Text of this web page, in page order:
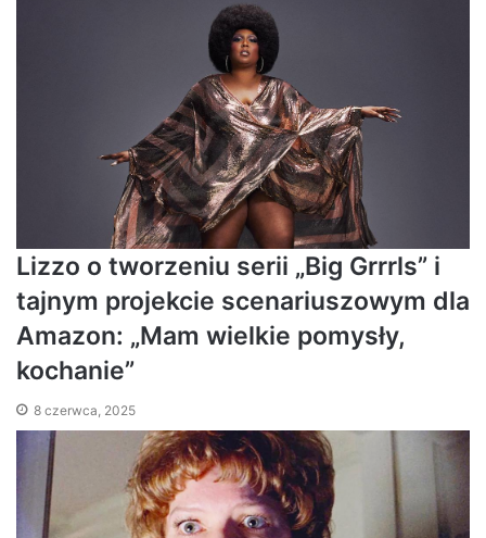
Lizzo o tworzeniu serii „Big Grrrls” i
tajnym projekcie scenariuszowym dla
Amazon: „Mam wielkie pomysły,
kochanie”
8 czerwca, 2025